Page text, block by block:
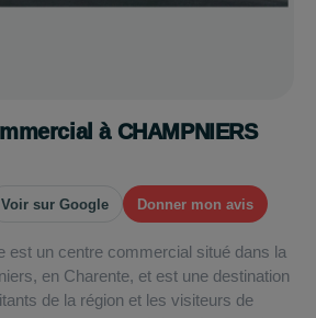
à CHAMPNIERS
Voir sur Google Donner mon avis
est un centre commercial situé dans la
en Charente, et est une destination
de la région et les visiteurs de